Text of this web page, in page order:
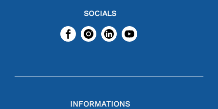
SOCIALS
INFORMATIONS